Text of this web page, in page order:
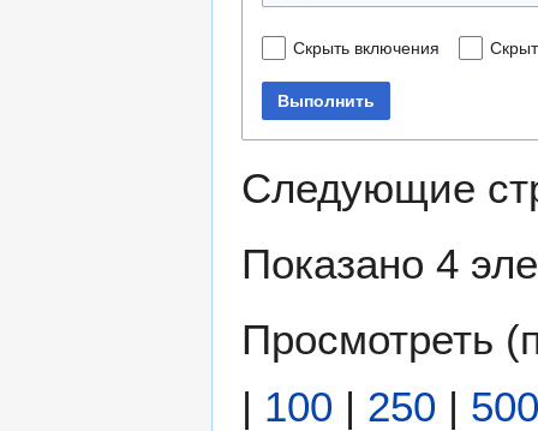
Скрыть включения
Выполнить
Следующие
Показано 4
Просмотреть (
| 100 | 250 | 500